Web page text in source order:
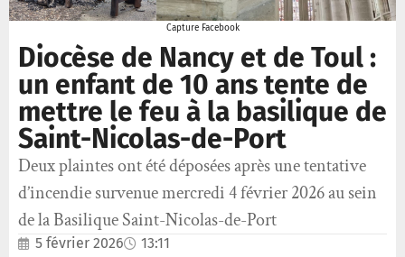
Capture Facebook
Diocèse de Nancy et de Toul :
un enfant de 10 ans tente de
mettre le feu à la basilique de
Saint-Nicolas-de-Port
Deux plaintes ont été déposées après une tentative
d’incendie survenue mercredi 4 février 2026 au sein
de la Basilique Saint-Nicolas-de-Port
5 février 2026 13:11